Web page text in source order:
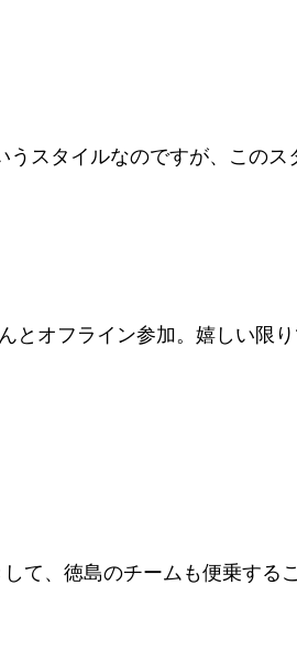
スタイルなのですが、このス
オフライン参加。嬉しい限り
て、徳島のチームも便乗するこ